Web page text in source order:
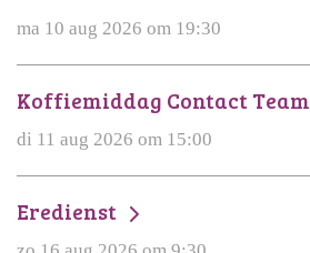
ma 10 aug 2026 om 19:30
Koffiemiddag Contact Team
di 11 aug 2026 om 15:00
Eredienst